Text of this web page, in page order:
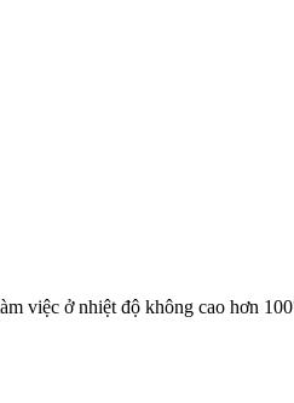
việc ở nhiệt độ không cao hơn